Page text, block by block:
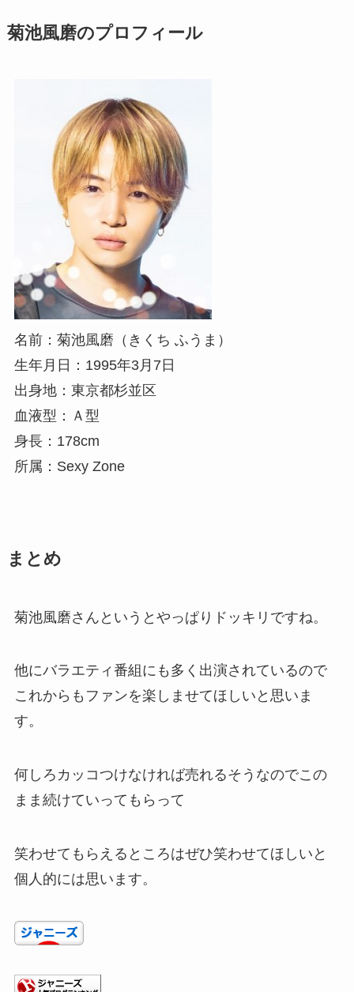
菊池風磨のプロフィール
名前：菊池風磨（きくち ふうま）
生年月日：1995年3月7日
出身地：東京都杉並区
血液型：Ａ型
身長：178cm
所属：Sexy Zone
まとめ
菊池風磨さんというとやっぱりドッキリですね。
他にバラエティ番組にも多く出演されているので
これからもファンを楽しませてほしいと思いま
す。
何しろカッコつけなければ売れるそうなのでこの
まま続けていってもらって
笑わせてもらえるところはぜひ笑わせてほしいと
個人的には思います。